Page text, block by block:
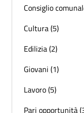
Consiglio
Cultura (5)
Edilizia (2)
Giovani (1)
Lavoro (5)
Pari opportunità